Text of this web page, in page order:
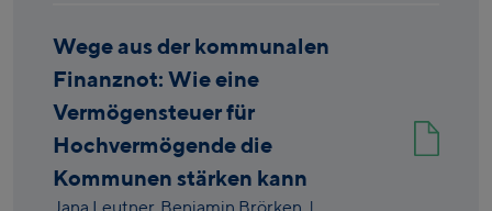
Wege aus der kommunalen
Finanznot: Wie eine
Vermögensteuer für
Hochvermögende die
Kommunen stärken kann